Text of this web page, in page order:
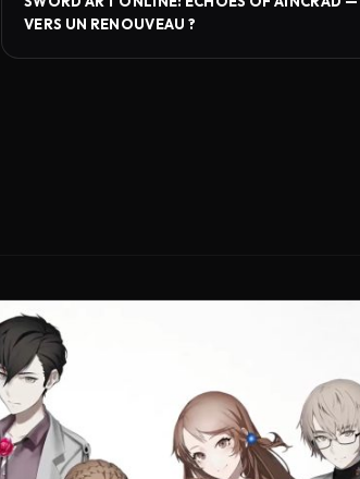
VERS UN RENOUVEAU ?